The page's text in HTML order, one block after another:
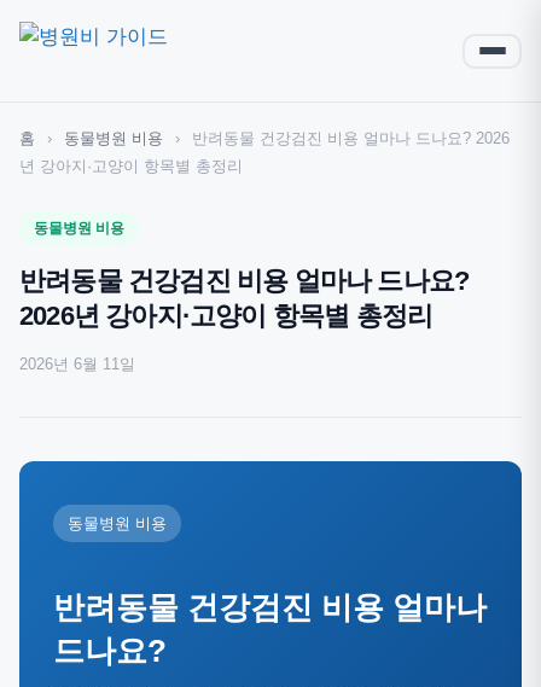
홈 › 동물병원 비용 ›
반려동물 건강검진 비용 얼마나 드나요? 2026
년 강아지·고양이 항목별 총정리
동물병원 비용
반려동물 건강검진 비용 얼마나 드나요?
2026년 강아지·고양이 항목별 총정리
2026년 6월 11일
동물병원 비용
반려동물 건강검진 비용 얼마나
드나요?